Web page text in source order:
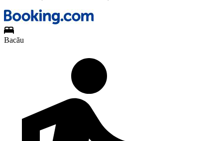
Bacău